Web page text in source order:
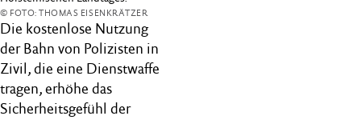
© FOTO: THOMAS EISENKRÄTZER
Die kostenlose Nutzung
der Bahn von Polizisten in
Zivil, die eine Dienstwaffe
tragen, erhöhe das
Sicherheitsgefühl der